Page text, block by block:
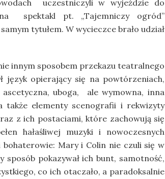
uczestniczyli w wyjeździe do
spektakl pt. „Tajemniczy ogród”
tytułem. W wycieczce brało udział
innym sposobem przekazu teatralnego
język opierający się na powtórzeniach,
uboga, ale wymowna, inna
także elementy scenografii i rekwizyty
z ich postaciami, które zachowują się
hałaśliwej muzyki i nowoczesnych
bohaterowie: Mary i Colin nie czuli się w
pokazywał ich bunt, samotność,
co ich otaczało, a paradoksalnie